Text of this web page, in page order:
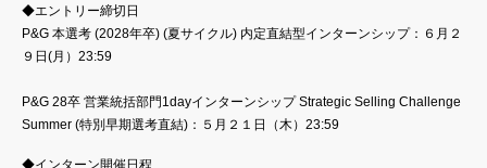
◆エントリー締切日
P&G 本選考 (2028年卒) (夏サイクル) 内定直結型インターンシップ：６月２
９日(月）23:59
P&G 28卒 営業統括部門1dayインターンシップ Strategic Selling Challenge
Summer (特別早期選考直結)：５月２１日（木）23:59
◆インターン開催日程